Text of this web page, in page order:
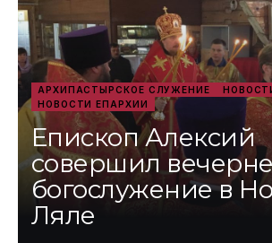
АРХИПАСТЫРСКОЕ СЛУЖЕНИЕ
НОВОСТИ ЕПАРХИИ
Епископ Алексий
совершил
богослужение в
Ляле